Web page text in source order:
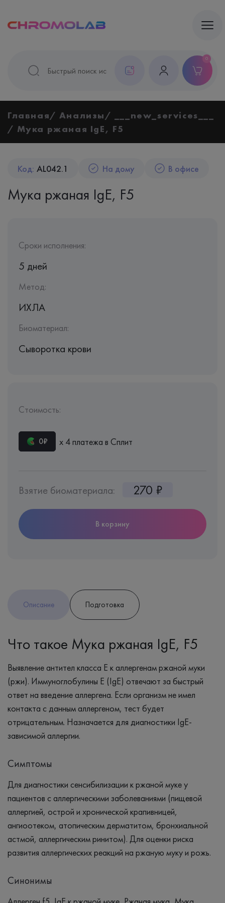
0
Главная Анализы
___new_services___
Мука ржаная IgE, F5
Код: AL042.1 На дому В офисе
Мука ржаная IgE, F5
Сроки исполнения:
5 дней
Метод:
ИХЛА
Биоматериал:
Сыворотка крови
Стоимость:
0₽ х 4 платежа в Сплит
Взятие биоматериала: 270 ₽
В корзину
Описание Подготовка
Что такое Мука ржаная IgE, F5
Выявление антител класса Е к аллергенам ржаной муки
(ржи). Иммуноглобулины Е (IgE) отвечают за быстрый
ответ на введение аллергена. Если организм не имел
контакта с данным аллергеном, тест будет
отрицательным. Назначается для диагностики IgE-
зависимой аллергии.
Симптомы
Для диагностики сенсибилизации к ржаной муке у
пациентов с аллергическими заболеваниями (пищевой
аллергией, острой и хронической крапивницей,
ангиоотеком, атопическим дерматитом, бронхиальной
астмой, аллергическим ринитом). Для оценки риска
развития аллергических реакций на ржаную муку и рожь.
Синонимы